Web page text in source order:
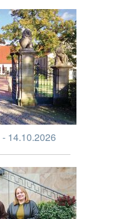
14.10.2026